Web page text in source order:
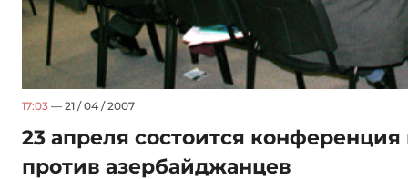
17:03 — 21 / 04 / 2007
23 апреля состоится
против азербайджанцев